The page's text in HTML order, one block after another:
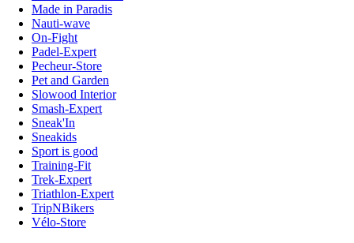
Made in Paradis
Nauti-wave
On-Fight
Padel-Expert
Pecheur-Store
Pet and Garden
Slowood Interior
Smash-Expert
Sneak'In
Sneakids
Sport is good
Training-Fit
Trek-Expert
Triathlon-Expert
TripNBikers
Vélo-Store